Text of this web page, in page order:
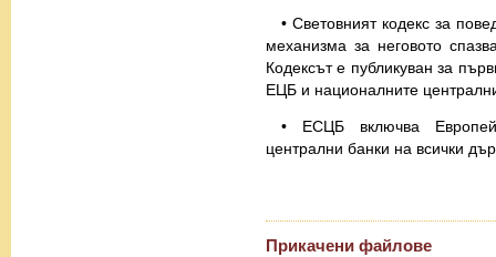
• Световният кодекс за
механизма за неговото
Кодексът е публикуван за
ЕЦБ и националните
• ЕСЦБ включва
централни банки на всички
Прикачени файлове